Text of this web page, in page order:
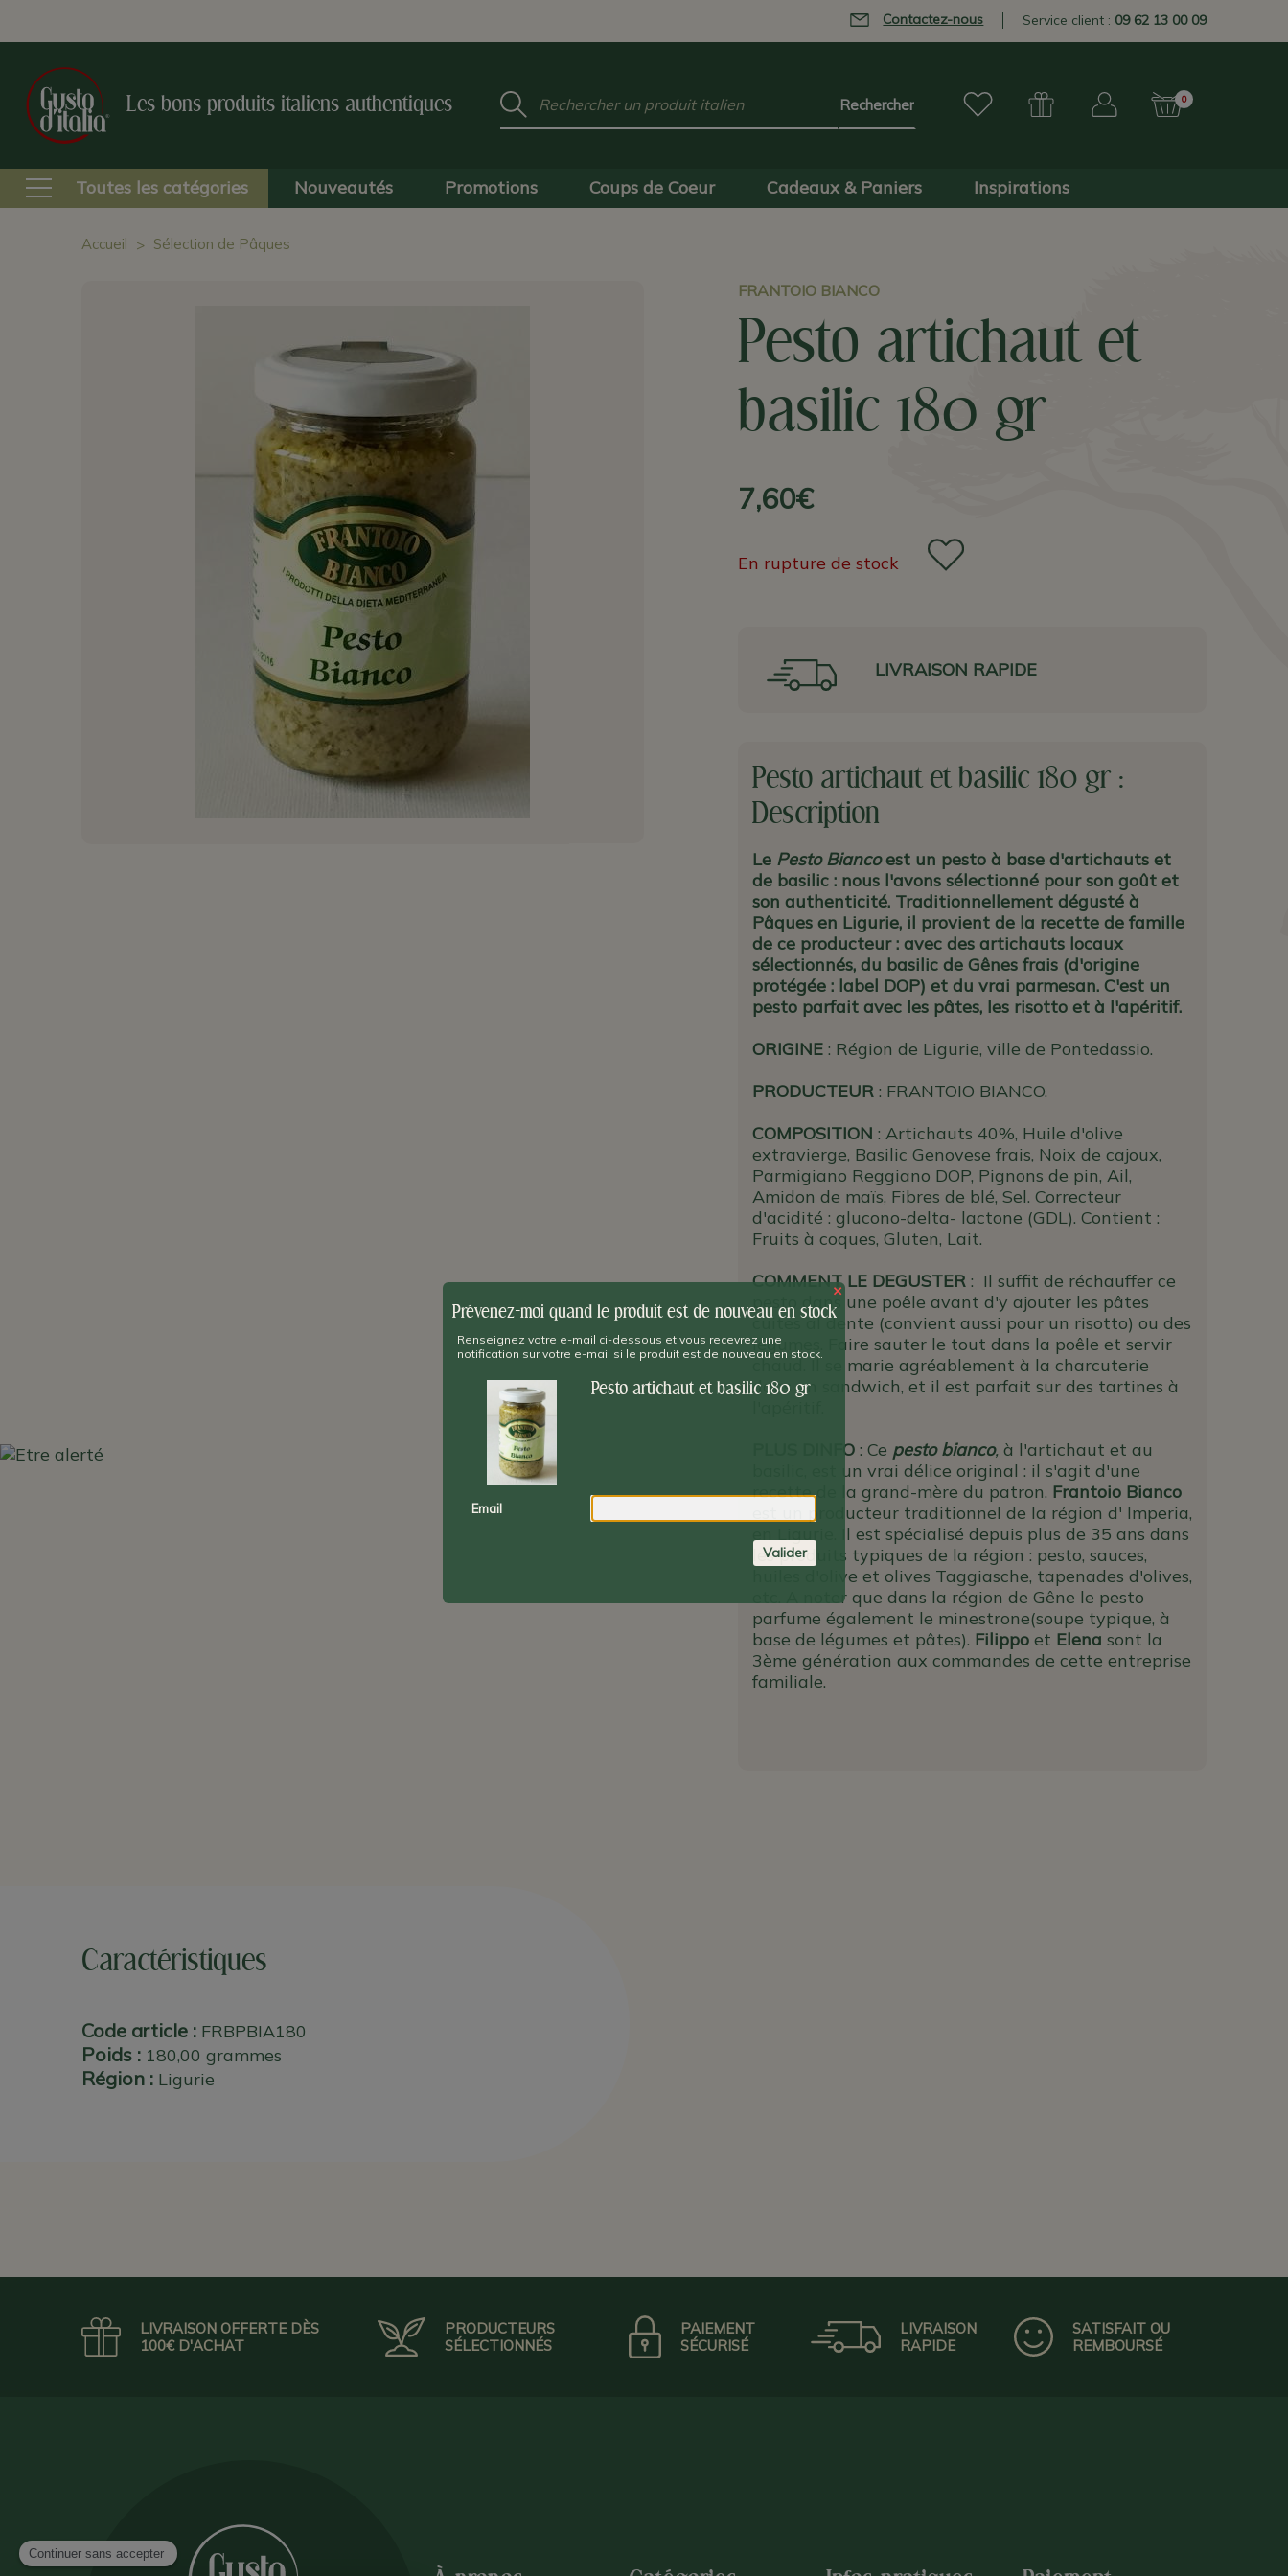
Contactez-nous Service client : 09 62 13 00 09
Les bons produits italiens authentiques 0
Mot
clé
Toutes les catégories Nouveautés Promotions Coups de Coeur Cadeaux & Paniers Inspirations
Accueil Sélection de Pâques
FRANTOIO BIANCO
Pesto artichaut et
basilic 180 gr
7,60€
En rupture de stock
LIVRAISON RAPIDE
Pesto artichaut et basilic 180 gr :
Description
Le Pesto Biancoest un pesto à base d'artichauts et
de basilic : nous l'avons sélectionné pour son goût et
son authenticité. Traditionnellement dégusté à
Pâques en Ligurie, il provient de la recette de famille
de ce producteur : avec des artichauts locaux
sélectionnés, du basilic de Gênes frais (d'origine
protégée : label DOP) et du vrai parmesan. C'est un
pesto parfait avec les pâtes, les risotto et à l'apéritif.
ORIGINE: Région de Ligurie, ville de Pontedassio.
PRODUCTEUR: FRANTOIO BIANCO.
COMPOSITION : Artichauts 40%, Huile d'olive
extravierge, Basilic Genovese frais, Noix de cajoux,
Parmigiano Reggiano DOP, Pignons de pin, Ail,
Amidon de maïs, Fibres de blé, Sel. Correcteur
d'acidité : glucono-delta- lactone (GDL). Contient :
Fruits à coques, Gluten, Lait.
COMMENT LE DEGUSTER: Il suffit de réchauffer ce
pesto dans une poêle avant d'y ajouter les pâtes
cuites al dente (convient aussi pour un risotto) ou des
légumes. Faire sauter le tout dans la poêle et servir
chaud. Il se marie agréablement à la charcuterie
dans un sandwich, et il est parfait sur des tartines à
PLUS DINFO: Ce pesto bianco, à l'artichaut et au
basilic, est un vrai délice original : il s'agit d'une
recette de la grand-mère du patron. Frantoio Bianco
est un producteur traditionnel de la région d' Imperia,
en Ligurie. Il est spécialisé depuis plus de 35 ans dans
les produits typiques de la région : pesto, sauces,
huiles d'olive et olives Taggiasche, tapenades d'olives,
etc. A noter que dans la région de Gêne le pesto
parfume également le minestrone(soupe typique, à
base de légumes et pâtes). Filippoet Elena sont la
3ème génération aux commandes de cette entreprise
familiale.
Caractéristiques
Code article : FRBPBIA180
Poids : 180,00 grammes
Région : Ligurie
LIVRAISON OFFERTE DÈS
100€ D'ACHAT
PRODUCTEURS
SÉLECTIONNÉS
PAIEMENT
SÉCURISÉ
LIVRAISON
RAPIDE
SATISFAIT OU
REMBOURSÉ
×
Prévenez-moi quand le produit est de nouveau en stock
Renseignez votre e-mail ci-dessous et vous recevrez une
notification sur votre e-mail si le produit est de nouveau en stock.
Pesto artichaut et basilic 180 gr
Email
Valider